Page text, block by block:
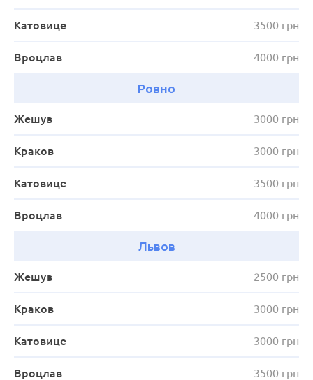
Катовице 3500 грн
Вроцлав 4000 грн
Ровно
Жешув 3000 грн
Краков 3000 грн
Катовице 3500 грн
Вроцлав 4000 грн
Львов
Жешув 2500 грн
Краков 3000 грн
Катовице 3000 грн
Вроцлав 3500 грн